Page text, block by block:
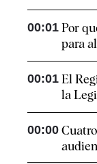
00:01 Por
para
00:01 El
la
00:00